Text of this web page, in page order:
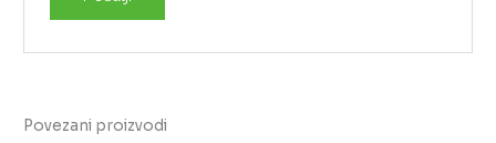
Povezani proizvodi